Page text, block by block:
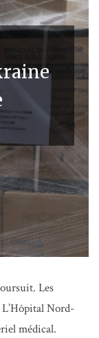
Les
Nord-
médical.